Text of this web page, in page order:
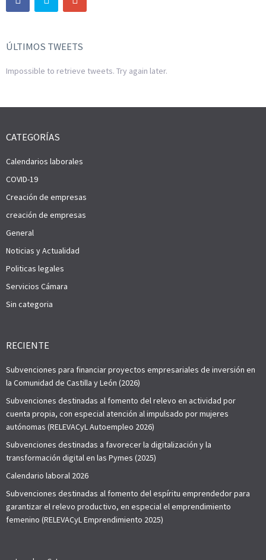
ÚLTIMOS TWEETS
Impossible to retrieve tweets. Try again later.
CATEGORÍAS
Calendarios laborales
COVID-19
Creación de empresas
creación de empresas
General
Noticias y Actualidad
Politicas legales
Servicios Cámara
Sin categoria
RECIENTE
Subvenciones para financiar proyectos empresariales de inversión en
la Comunidad de Castilla y León (2026)
Subvenciones destinadas al fomento del relevo en actividad por
cuenta propia, con especial atención al impulsado por mujeres
autónomas (RELEVACyL Autoempleo 2026)
Subvenciones destinadas a favorecer la digitalización y la
transformación digital en las Pymes (2025)
Calendario laboral 2026
Subvenciones destinadas al fomento del espíritu emprendedor para
garantizar el relevo productivo, en especial el emprendimiento
femenino (RELEVACyL Emprendimiento 2025)